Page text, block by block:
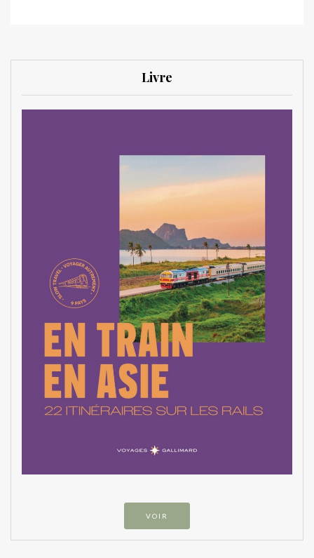
Livre
VOIR